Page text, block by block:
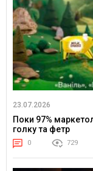
23.07.2026
Поки 97%
голку та фетр
0 729